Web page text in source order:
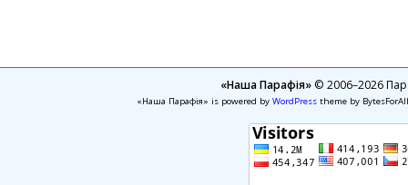
«Наша Парафія»© 2006–2026
«Наша Парафія» is powered by WordPresstheme by